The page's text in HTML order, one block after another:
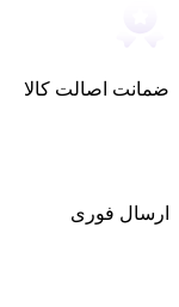
ضمانت اصالت کالا
ارسال فوری